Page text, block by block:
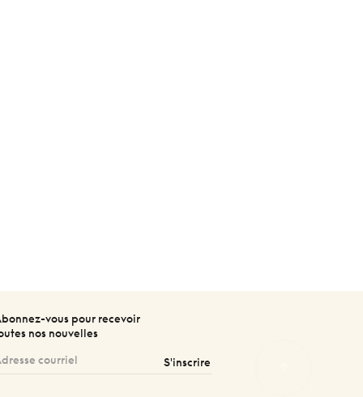
vous pour recevoir
nos nouvelles
S'inscrire